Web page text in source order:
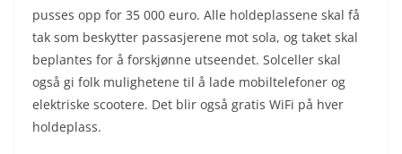
pusses opp for 35 000 euro. Alle holdeplassene skal få
tak som beskytter passasjerene mot sola, og taket skal
beplantes for å forskjønne utseendet. Solceller skal
også gi folk mulighetene til å lade mobiltelefoner og
elektriske scootere. Det blir også gratis WiFi på hver
holdeplass.